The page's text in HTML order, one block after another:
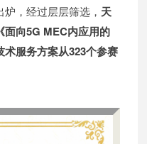
炉，经过层层筛选， 天
《面向5G MEC内应用的
服务方案从323个参赛